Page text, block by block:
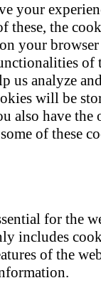
your
these, the
your
of
us analyze
will be
also have
of these
for the
includes
of the